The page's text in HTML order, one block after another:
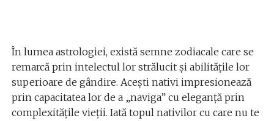
În lumea astrologiei, există semne zodiacale care se
remarcă prin intelectul lor strălucit și abilitățile lor
superioare de gândire. Acești nativi impresionează
prin capacitatea lor de a „naviga” cu eleganță prin
complexitățile vieții. Iată topul nativilor cu care nu te